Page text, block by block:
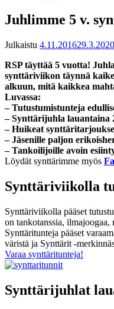
Juhlimme 5 v.
Julkaistu 4.11.201629.3.2020
RSP täyttää 5 vuotta!
synttäriviikon täynnä
alkuun, mitä kaikkea
Luvassa:
– Tutustumistunteja
– Synttärijuhla lauantaina
– Huikeat
– Jäsenille paljon
– Tankoilijoille avoin
Löydät synttärimme myös
Synttäriviikolla
Synttäriviikolla pääset
on tankotanssia, ilmajoogaa,
Synttäritunteja pääset
väristä ja Synttärit -
Varaa synttäritunteja!
Synttärijuhlat